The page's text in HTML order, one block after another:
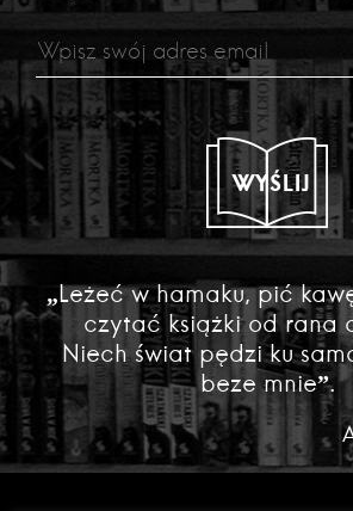
WYŚLIJ
„Leżeć w hamaku, pić
czytać książki od rana
Niech świat pędzi ku
beze mnie”.